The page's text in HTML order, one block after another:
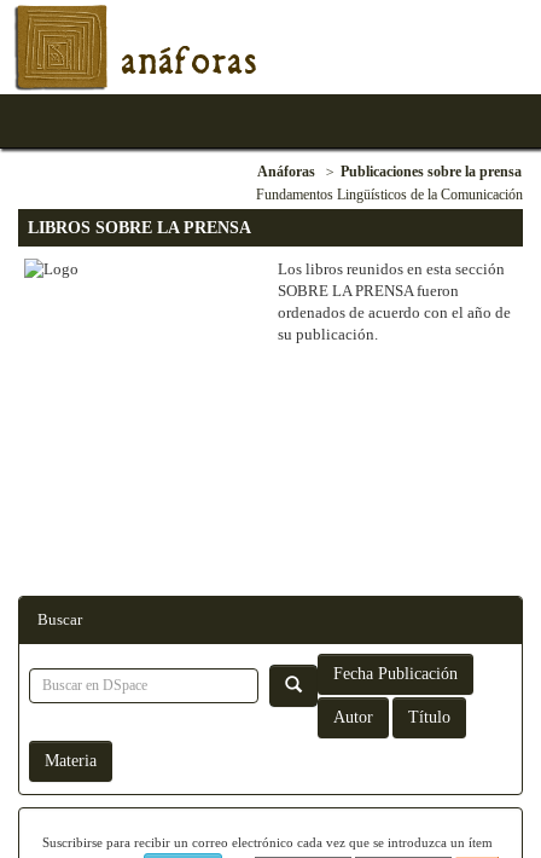
anáforas
Anáforas
Publicaciones sobre la prensa
Fundamentos Lingüísticos de la Comunicación
LIBROS SOBRE LA PRENSA
Los libros reunidos en esta sección
SOBRE LA PRENSA fueron
ordenados de acuerdo con el año de
su publicación.
Buscar
Suscribirse para recibir un correo electrónico cada vez que se introduzca un ítem